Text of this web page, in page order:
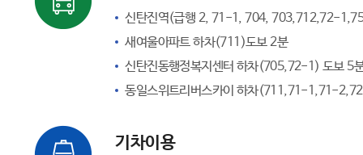
신탄진역(급행 2, 71-1, 704, 703,712,72-
새여울아파트 하차(711)도보 2분
신탄진동행정복지센터 하차(705,72-1) 도보 5
동일스위트리버스카이 하차(711,71-1,71-
기차이용